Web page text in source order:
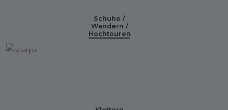
Schuhe /
Wandern /
Hochtouren